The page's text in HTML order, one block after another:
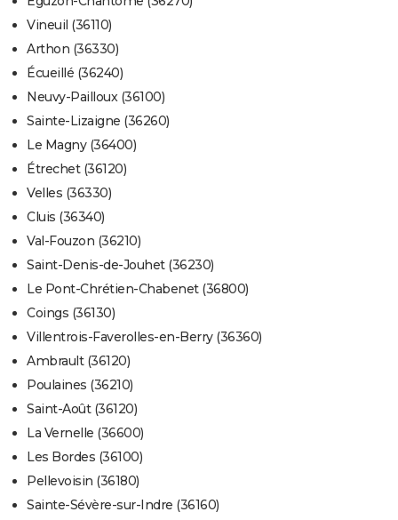
Vineuil (36110)
Arthon (36330)
Écueillé (36240)
Neuvy-Pailloux (36100)
Sainte-Lizaigne (36260)
Le Magny (36400)
Étrechet (36120)
Velles (36330)
Cluis (36340)
Val-Fouzon (36210)
Saint-Denis-de-Jouhet (36230)
Le Pont-Chrétien-Chabenet (36800)
Coings (36130)
Villentrois-Faverolles-en-Berry (36360)
Ambrault (36120)
Poulaines (36210)
Saint-Août (36120)
La Vernelle (36600)
Les Bordes (36100)
Pellevoisin (36180)
Sainte-Sévère-sur-Indre (36160)